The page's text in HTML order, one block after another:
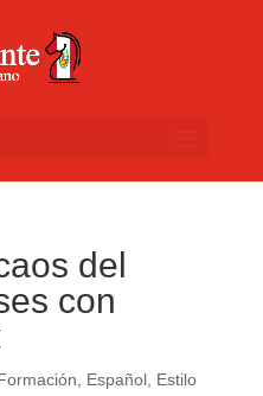
del
con
Español, Estilo